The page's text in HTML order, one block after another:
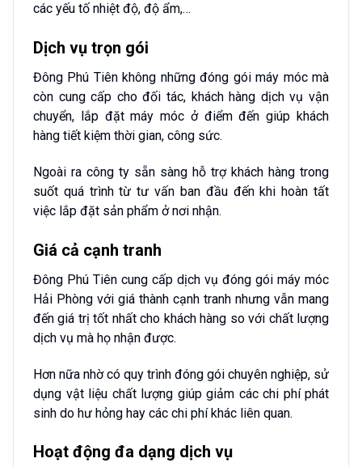
các yếu tố nhiệt độ, độ ẩm,…
Dịch vụ trọn gói
Đông Phú Tiên không những đóng gói máy móc mà
còn cung cấp cho đối tác, khách hàng dịch vụ vận
chuyển, lắp đặt máy móc ở điểm đến giúp khách
hàng tiết kiệm thời gian, công sức.
Ngoài ra công ty sẵn sàng hỗ trợ khách hàng trong
suốt quá trình từ tư vấn ban đầu đến khi hoàn tất
việc lắp đặt sản phẩm ở nơi nhận.
Giá cả cạnh tranh
Đông Phú Tiên cung cấp dịch vụ đóng gói máy móc
Hải Phòng với giá thành cạnh tranh nhưng vẫn mang
đến giá trị tốt nhất cho khách hàng so với chất lượng
dịch vụ mà họ nhận được.
Hơn nữa nhờ có quy trình đóng gói chuyên nghiệp, sử
dụng vật liệu chất lượng giúp giảm các chi phí phát
sinh do hư hỏng hay các chi phí khác liên quan.
Hoạt động đa dạng dịch vụ